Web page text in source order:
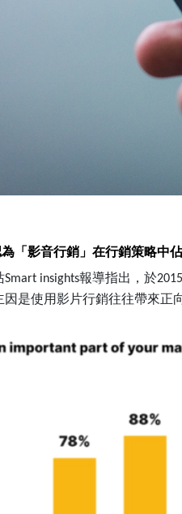
「影音行銷」在行銷策略中佔
Smart insights報導指出，於2015
是使用影片行銷往往帶來正